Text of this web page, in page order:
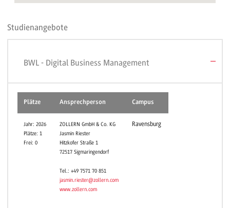
Studienangebote
BWL - Digital Business Management
Plätze Ansprechperson Campus
Jahr: 2026
Plätze: 1
Frei: 0
ZOLLERN GmbH & Co. KG
Jasmin Riester
Hitzkofer Straße 1
72517 Sigmaringendorf
Tel.: +49 7571 70 851
jasmin.riester@zollern.com
www.zollern.com
Ravensburg